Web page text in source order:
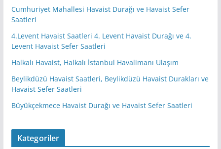
Cumhuriyet Mahallesi Havaist Durağı ve Havaist Sefer
Saatleri
4.Levent Havaist Saatleri 4. Levent Havaist Durağı ve 4.
Levent Havaist Sefer Saatleri
Halkalı Havaist, Halkalı İstanbul Havalimanı Ulaşım
Beylikdüzü Havaist Saatleri, Beylikdüzü Havaist Durakları ve
Havaist Sefer Saatleri
Büyükçekmece Havaist Durağı ve Havaist Sefer Saatleri
Kategoriler